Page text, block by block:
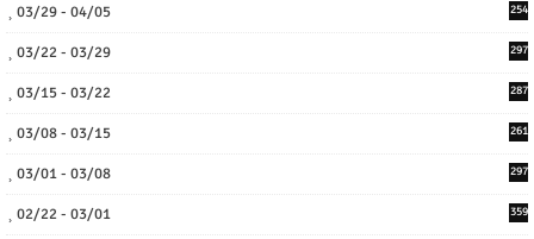
03/29 - 04/05 254
03/22 - 03/29 297
03/15 - 03/22 287
03/08 - 03/15 261
03/01 - 03/08 297
02/22 - 03/01 359